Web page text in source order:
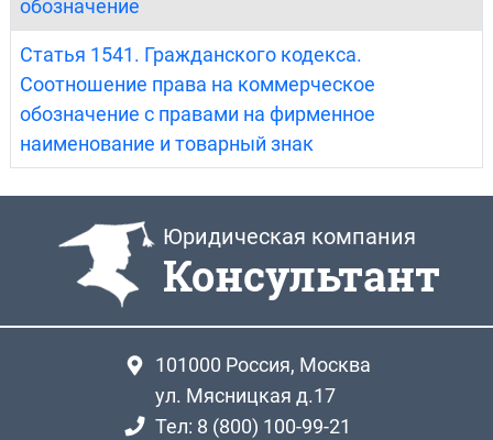
обозначение
Статья 1541. Гражданского кодекса.
Соотношение права на коммерческое
обозначение с правами на фирменное
наименование и товарный знак
Юридическая компания
Консультант
101000 Россия, Москва
ул. Мясницкая д.17
Тел: 8 (800) 100-99-21